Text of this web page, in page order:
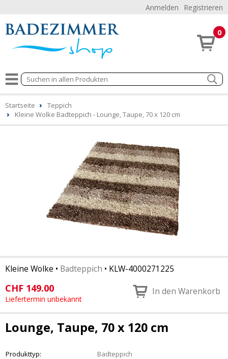
Anmelden Registrieren
0
Startseite
Teppich
Kleine Wolke Badteppich - Lounge, Taupe, 70 x 120 cm
Kleine Wolke • Badteppich • KLW-4000271225
CHF 149.00
Liefertermin unbekannt
In den Warenkorb
Lounge, Taupe, 70 x 120 cm
Produkttyp:
Badteppich